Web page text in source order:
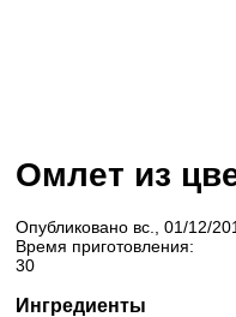
Омлет из
Опубликовано вс., 01/12/
Время приготовления:
30
Ингредиенты